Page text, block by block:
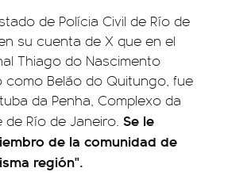
de Polícia Civil de Río de
su cuenta de X que en el
Thiago do Nascimento
Belão do Quitungo, fue
da Penha, Complexo da
de Río de Janeiro. Se le
de la comunidad de
región".